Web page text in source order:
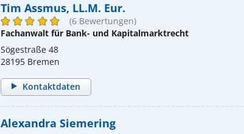
Tim Assmus, LL.M. Eur.
(6 Bewertungen)
Fachanwalt für Bank- und Kapitalmarktrecht
Sögestraße 48
28195 Bremen
Kontaktdaten
Alexandra Siemering